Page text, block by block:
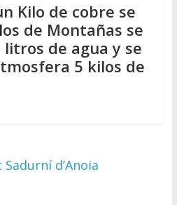
Kilo de cobre se
de Montañas se
de agua y se
5 kilos de
d’Anoia